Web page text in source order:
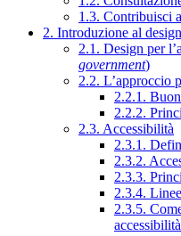
1.3. Contribuisci
2. Introduzione al
2.1. Design per
government)
2.2. L’approccio
2.2.1.
2.2.2.
2.3. Accessibilità
2.3.1.
2.3.2.
2.3.3.
2.3.4.
2.3.5.
accessibilità